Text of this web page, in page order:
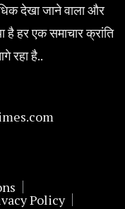
देखा जाने वाला और
है हर एक समाचार क्रांति
रहा है..
Policy